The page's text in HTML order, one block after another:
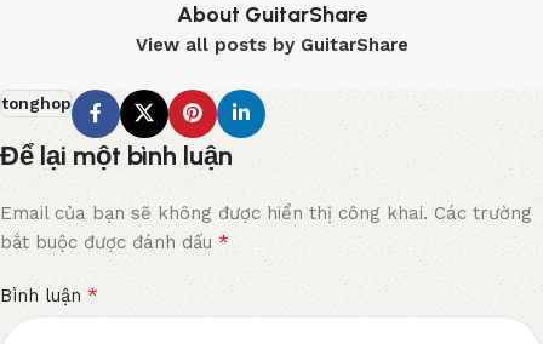
About GuitarShare
View all posts by GuitarShare
tonghop
Để lại một bình luận
Email của bạn sẽ không được hiển thị công khai. Các trường
bắt buộc được đánh dấu*
Bình luận*